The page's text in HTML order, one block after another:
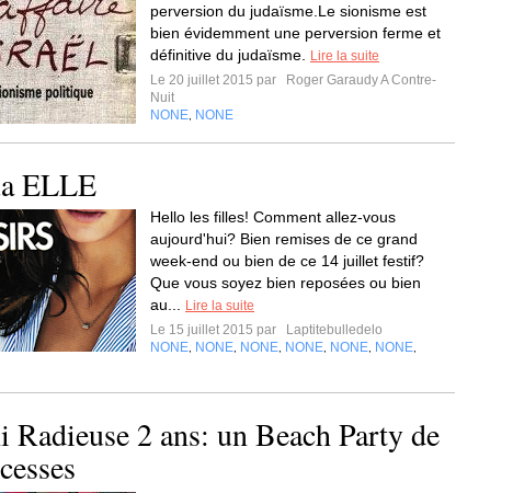
perversion du judaïsme.Le sionisme est
bien évidemment une perversion ferme et
définitive du judaïsme.
Lire la suite
Le 20 juillet 2015 par
Roger Garaudy A Contre-
Nuit
NONE NONE
ELLE
Hello les filles! Comment allez-vous
aujourd'hui? Bien remises de ce grand
week-end ou bien de ce 14 juillet festif?
Que vous soyez bien reposées ou bien
au...
Lire la suite
Le 15 juillet 2015 par
Laptitebulledelo
NONE NONE NONE NONE NONE NONE
2 ans: un Beach Party de